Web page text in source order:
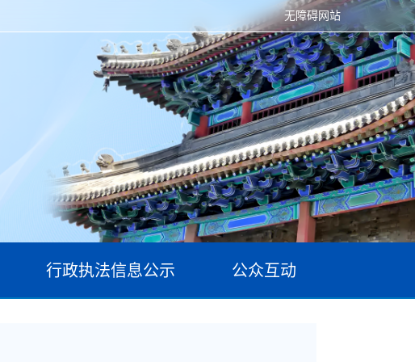
无障碍网站
行政执法信息公示 公众互动